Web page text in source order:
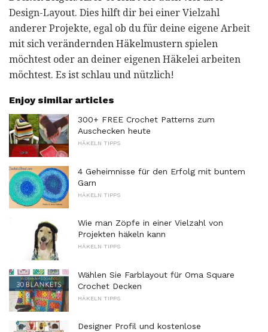
Design-Layout. Dies hilft dir bei einer Vielzahl
anderer Projekte, egal ob du für deine eigene Arbeit
mit sich verändernden Häkelmustern spielen
möchtest oder an deiner eigenen Häkelei arbeiten
möchtest. Es ist schlau und nützlich!
Enjoy similar articles
300+ FREE Crochet Patterns zum
Auschecken heute
HÄKELN TIPPS
4 Geheimnisse für den Erfolg mit buntem
Garn
HÄKELN TIPPS
Wie man Zöpfe in einer Vielzahl von
Projekten häkeln kann
HÄKELN TIPPS
Wählen Sie Farblayout für Oma Square
Crochet Decken
HÄKELN TIPPS
Designer Profil und kostenlose